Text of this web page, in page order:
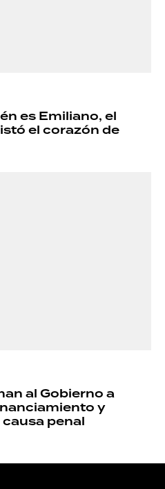
es Emiliano, el
el corazón de
al Gobierno a
y
penal